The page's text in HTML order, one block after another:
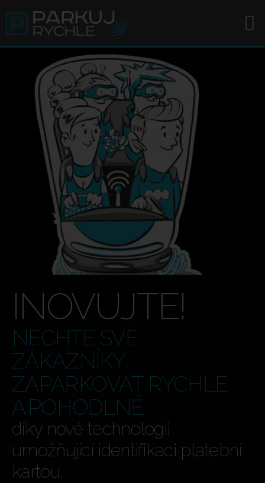
INOVUJTE!
NECHTE SVÉ
ZÁKAZNÍKY
ZAPARKOVAT RYCHLE
A POHODLNĚ
díky nové technologii
umožňující identifikaci platební
kartou.